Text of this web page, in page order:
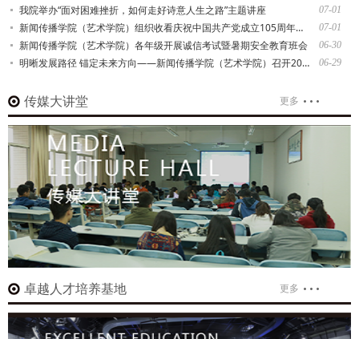
07-01
我院举办“面对困难挫折，如何走好诗意人生之路”主题讲座
07-01
新闻传播学院（艺术学院）组织收看庆祝中国共产党成立105周年大会实况
06-30
新闻传播学院（艺术学院）各年级开展诚信考试暨暑期安全教育班会
06-29
明晰发展路径 锚定未来方向——新闻传播学院（艺术学院）召开2027届本科升学就业动员大会
传媒大讲堂 更多
卓越人才培养基地 更多